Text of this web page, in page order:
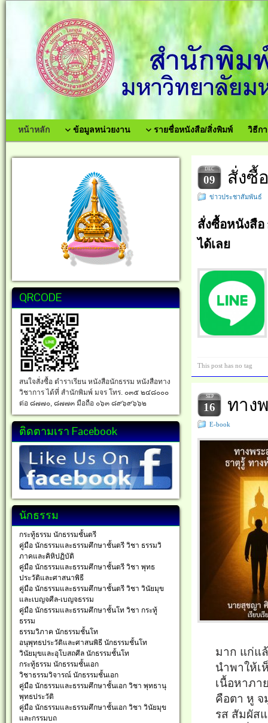
หน้าหลัก ข้อมูลหน่วยงาน รายชื่อหนังสือ/สิ่งพิมพ์ วิธีก
QRCODE
สนใจสั่งซื้อ ตำราเรียน หนังสือนักธรรม หนังสือทาง
วิชาการ ได้ที่ สำนักพิมพ์ มจร โทร. ๐๓๕ ๒๔๘๐๐๐
ต่อ ๘๗๗๐, ๘๗๗๓ มือถือ ๐๖๓ ๘๙๖๙๖๖๒
ติดตามเรา Facebook
นักธรรม
กระทู้ธรรม นักธรรมชั้นตรี
คู่มือ นักธรรมและธรรมศึกษาชั้นตรี วิชา ธรรมวิ
ภาคและคิหิปฏิบัติ
คู่มือ นักธรรมและธรรมศึกษาชั้นตรี วิชา พุทธ
ประวัติและศาสนาพิธี
คู่มือ นักธรรมและธรรมศึกษาชั้นตรี วิชา วินัยมุข
และเบญจศีล-เบญจธรรม
คู่มือ นักธรรมและธรรมศึกษาชั้นโท วิชา กระทู้
ธรรม
ธรรมวิภาค นักธรรมชั้นโท
อนุพุทธประวัติและศาสนพิธี นักธรรมชั้นโท
วินัยมุขและอุโบสถศีล นักธรรมชั้นโท
กระทู้ธรรม นักธรรมชั้นเอก
วิชาธรรมวิจารณ์ นักธรรมชั้นเอก
คู่มือ นักธรรมและธรรมศึกษาชั้นเอก วิชา พุทธานุ
พุทธประวัติ
คู่มือ นักธรรมและธรรมศึกษาชั้นเอก วิชา วินัยมุข
และกรรมบถ
DEC
09 สั่งซื้
ข่าวประชาสัมพันธ์
สั่งซื้อหนังสือ
ได้เลย
This post has no tag
SEP
16 ทาง
E-book
มาก แก่แ
นำพาให้เ
เนื้อหาภา
คือตา หู จ
รส สัมผัส